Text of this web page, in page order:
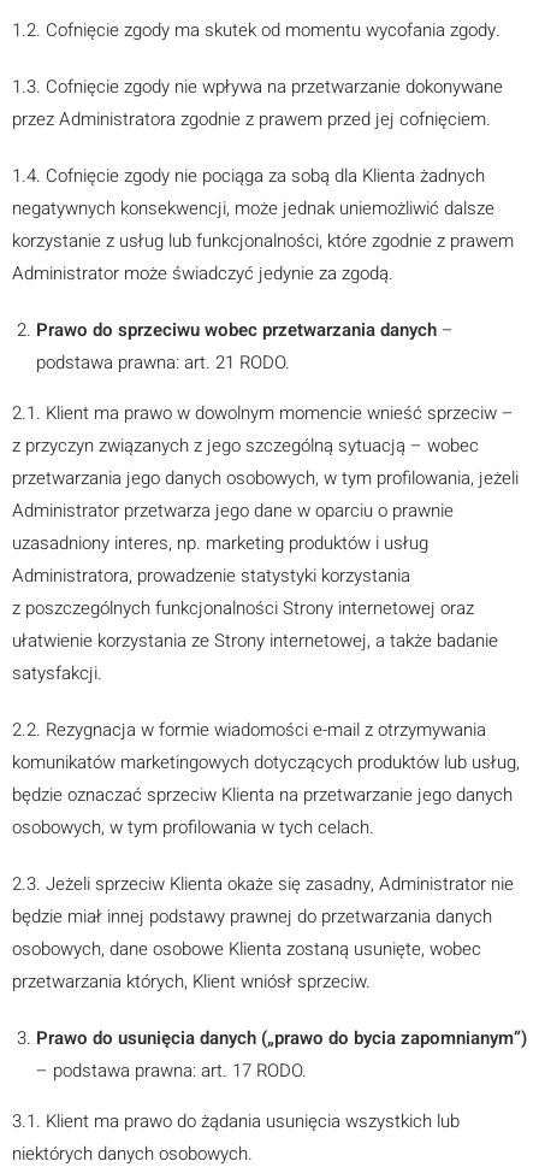
1.2. Cofnięcie zgody ma skutek od momentu wycofania zgody.
1.3. Cofnięcie zgody nie wpływa na przetwarzanie dokonywane
przez Administratora zgodnie z prawem przed jej cofnięciem.
1.4. Cofnięcie zgody nie pociąga za sobą dla Klienta żadnych
negatywnych konsekwencji, może jednak uniemożliwić dalsze
korzystanie z usług lub funkcjonalności, które zgodnie z prawem
Administrator może świadczyć jedynie za zgodą.
Prawo do sprzeciwu wobec przetwarzania danych–
podstawa prawna: art. 21 RODO.
2.1. Klient ma prawo w dowolnym momencie wnieść sprzeciw –
z przyczyn związanych z jego szczególną sytuacją – wobec
przetwarzania jego danych osobowych, w tym profilowania, jeżeli
Administrator przetwarza jego dane w oparciu o prawnie
uzasadniony interes, np. marketing produktów i usług
Administratora, prowadzenie statystyki korzystania
z poszczególnych funkcjonalności Strony internetowej oraz
ułatwienie korzystania ze Strony internetowej, a także badanie
satysfakcji.
2.2. Rezygnacja w formie wiadomości e-mail z otrzymywania
komunikatów marketingowych dotyczących produktów lub usług,
będzie oznaczać sprzeciw Klienta na przetwarzanie jego danych
osobowych, w tym profilowania w tych celach.
2.3. Jeżeli sprzeciw Klienta okaże się zasadny, Administrator nie
będzie miał innej podstawy prawnej do przetwarzania danych
osobowych, dane osobowe Klienta zostaną usunięte, wobec
przetwarzania których, Klient wniósł sprzeciw.
Prawo do usunięcia danych („prawo do bycia zapomnianym”)
– podstawa prawna: art. 17 RODO.
3.1. Klient ma prawo do żądania usunięcia wszystkich lub
niektórych danych osobowych.